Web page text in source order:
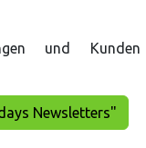
und Kunden
Newsletters"